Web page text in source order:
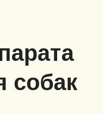
собак